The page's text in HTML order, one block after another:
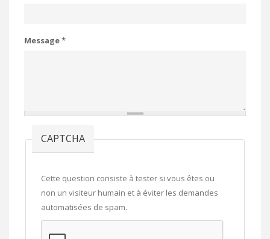
Message*
CAPTCHA
Cette question consiste à tester si vous êtes ou
non un visiteur humain et à éviter les demandes
automatisées de spam.